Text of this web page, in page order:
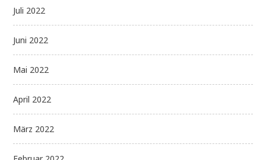
Juli 2022
Juni 2022
Mai 2022
April 2022
März 2022